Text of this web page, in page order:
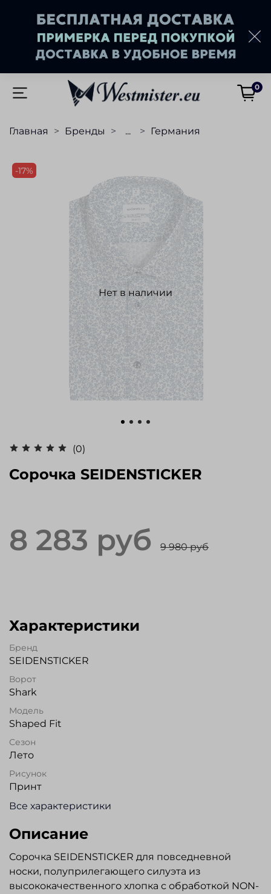
0
Главная Бренды ... Германия
Нет в наличии
-17%
(0)
Сорочка SEIDENSTICKER
8 283 руб 9 980 руб
Характеристики
Бренд
SEIDENSTICKER
Ворот
Shark
Модель
Shaped Fit
Сезон
Лето
Рисунок
Принт
Все характеристики
Описание
Сорочка SEIDENSTICKER для повседневной
носки, полуприлегающего силуэта из
высококачественного хлопка с обработкой NON-